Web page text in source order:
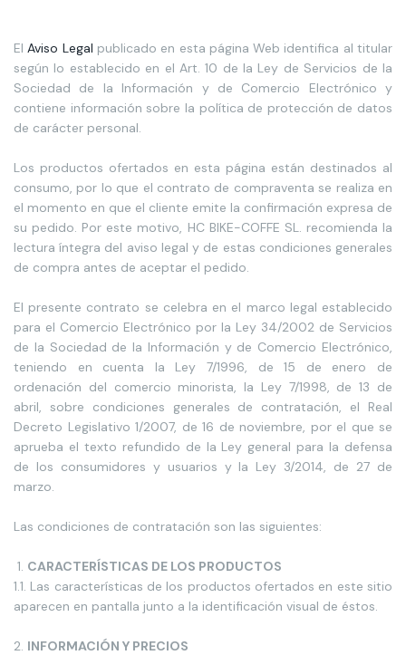
ElAviso Legal publicado en esta página Web identifica al titular
según lo establecido en el Art. 10 de la Ley de Servicios de la
Sociedad de la Información y de Comercio Electrónico y
contiene información sobre la política de protección de datos
de carácter personal.
Los productos ofertados en esta página están destinados al
consumo, por lo que el contrato de compraventa se realiza en
el momento en que el cliente emite la confirmación expresa de
su pedido. Por este motivo, HC BIKE-COFFE SL. recomienda la
lectura íntegra del aviso legal y de estas condiciones generales
de compra antes de aceptar el pedido.
El presente contrato se celebra en el marco legal establecido
para el Comercio Electrónico por la Ley 34/2002 de Servicios
de la Sociedad de la Información y de Comercio Electrónico,
teniendo en cuenta la Ley 7/1996, de 15 de enero de
ordenación del comercio minorista, la Ley 7/1998, de 13 de
abril, sobre condiciones generales de contratación, el Real
Decreto Legislativo 1/2007, de 16 de noviembre, por el que se
aprueba el texto refundido de la Ley general para la defensa
de los consumidores y usuarios y la Ley 3/2014, de 27 de
marzo.
Las condiciones de contratación son las siguientes:
CARACTERÍSTICAS DE LOS PRODUCTOS
1.1. Las características de los productos ofertados en este sitio
aparecen en pantalla junto a la identificación visual de éstos.
INFORMACIÓN Y PRECIOS